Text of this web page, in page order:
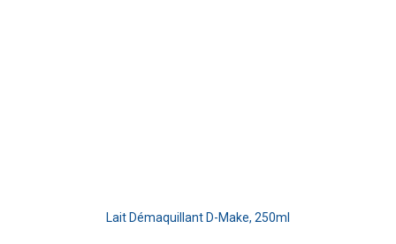
Lait Démaquillant D-Make, 250ml